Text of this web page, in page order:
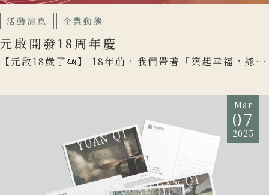
活動消息 企業動態
元啟開發18周年慶
【元啟18歲了🎂】 18年前，我們帶著「築起幸福，緣啟
更是與每 […]
Mar
07
2025